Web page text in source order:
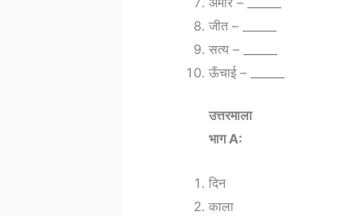
जीत – ______
सत्य – ______
ऊँचाई – ______
उत्तरमाला
भाग A:
दिन
काला